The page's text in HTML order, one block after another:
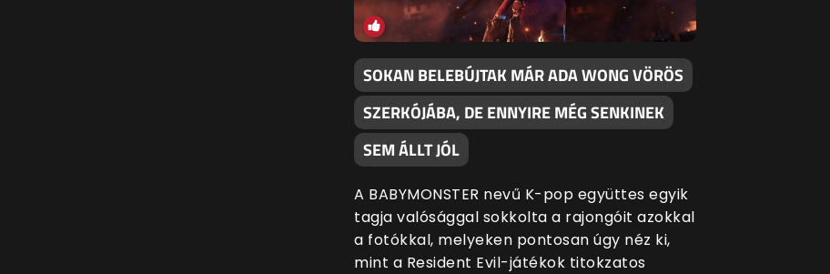
SOKAN BELEBÚJTAK MÁR ADA WONG VÖRÖS
SZERKÓJÁBA, DE ENNYIRE MÉG SENKINEK
SEM ÁLLT JÓL
A BABYMONSTER nevű K-pop együttes egyik
tagja valósággal sokkolta a rajongóit azokkal
a fotókkal, melyeken pontosan úgy néz ki,
mint a Resident Evil-játékok titokzatos